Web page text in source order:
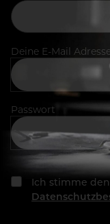
Deine E-Mail
Passwort
Ich stimme den